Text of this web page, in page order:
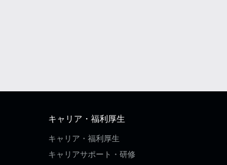
キャリア・福利厚生
キャリア・福利厚生
キャリアサポート・研修